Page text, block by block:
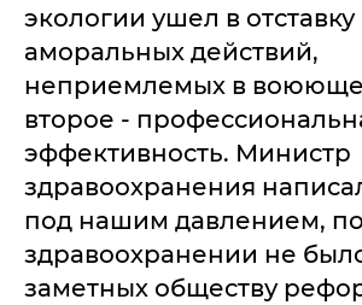
экологии ушел в отставку
аморальных действий,
неприемлемых в
второе -
эффективность. Министр
здравоохранения
под нашим давлением,
здравоохранении не
заметных обществу